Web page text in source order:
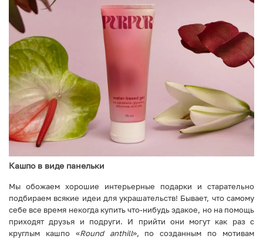
Кашпо в виде панельки
Мы обожаем хорошие интерьерные подарки и старательно
подбираем всякие идеи для украшательств! Бывает, что самому
себе все время некогда купить что-нибудь эдакое, но на помощь
приходят друзья и подруги. И прийти они могут как раз с
круглым кашпо «Round anthill», по созданным по мотивам